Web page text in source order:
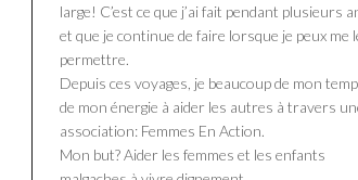
large! C’est ce que j’ai fait pendant plusieurs
et que je continue de faire lorsque je peux me
permettre.
Depuis ces voyages, je beaucoup de mon
de mon énergie à aider les autres à travers
association: Femmes En Action.
Mon but? Aider les femmes et les enfants